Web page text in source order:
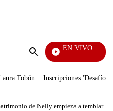
Enviar
EN VIVO
EFÉ
Tobón Inscripciones 'Desafío'
de Nelly empieza a temblar